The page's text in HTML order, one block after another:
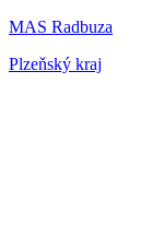
MAS Radbuza
Plzeňský kraj